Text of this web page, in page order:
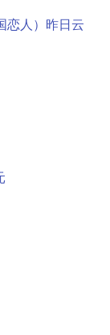
恋人）昨日云